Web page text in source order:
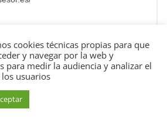
inmobiliaria, la agencia nos dirigió a
francés y nos apoyaron en
excelentes resultados y
se encargó de todo y nos sentimos
cookies técnicas propias para que
y navegar por la web y
para medir la audiencia y analizar el
usuarios